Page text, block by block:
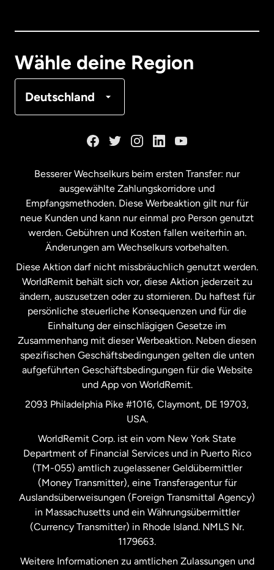
Wähle deine Region
Deutschland
Malaysia
Neuseeland
Niederlande
Schweden
Spanien
Vereinigte Staaten English
Vereinigte Staaten
Vereinigtes Königreich
Besserer Wechselkurs beim ersten Transfer: nur
ausgewählte Zahlungskorridore und
Empfangsmethoden. Diese Werbeaktion gilt nur für
neue Kunden und kann nur einmal pro Person genutzt
werden. Gebühren und Kosten fallen weiterhin an.
Änderungen am Wechselkurs vorbehalten.
Diese Aktion darf nicht missbräuchlich genutzt werden.
WorldRemit behält sich vor, diese Aktion jederzeit zu
ändern, auszusetzen oder zu stornieren. Du haftest für
persönliche steuerliche Konsequenzen und für die
Einhaltung der einschlägigen Gesetze im
Zusammenhang mit dieser Werbeaktion. Neben diesen
spezifischen Geschäftsbedingungen gelten die unten
aufgeführten Geschäftsbedingungen für die Website
und App von WorldRemit.
2093 Philadelphia Pike #1016, Claymont, DE 19703,
USA.
WorldRemit Corp. ist ein vom New York State
Department of Financial Services und in Puerto Rico
(TM-055) amtlich zugelassener Geldübermittler
(Money Transmitter), eine Transferagentur für
Auslandsüberweisungen (Foreign Transmittal Agency)
in Massachusetts und ein Währungsübermittler
(Currency Transmitter) in Rhode Island. NMLS Nr.
1179663.
Weitere Informationen zu amtlichen Zulassungen und